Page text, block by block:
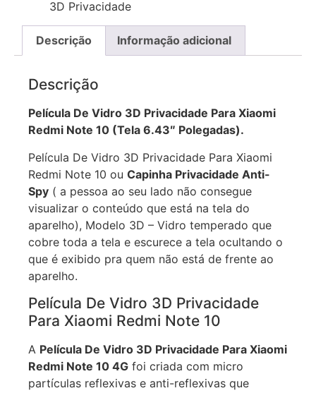
3D Privacidade
Descrição Informação adicional
Descrição
Película De Vidro 3D Privacidade Para Xiaomi
Redmi Note 10 (Tela 6.43″ Polegadas).
Película De Vidro 3D Privacidade Para Xiaomi
Redmi Note 10 ou Capinha Privacidade Anti-
Spy ( a pessoa ao seu lado não consegue
visualizar o conteúdo que está na tela do
aparelho), Modelo 3D – Vidro temperado que
cobre toda a tela e escurece a tela ocultando o
que é exibido pra quem não está de frente ao
aparelho.
Película De Vidro 3D Privacidade
Para Xiaomi Redmi Note 10
A Película De Vidro 3D Privacidade Para Xiaomi
Redmi Note 10 4G foi criada com micro
partículas reflexivas e anti-reflexivas que